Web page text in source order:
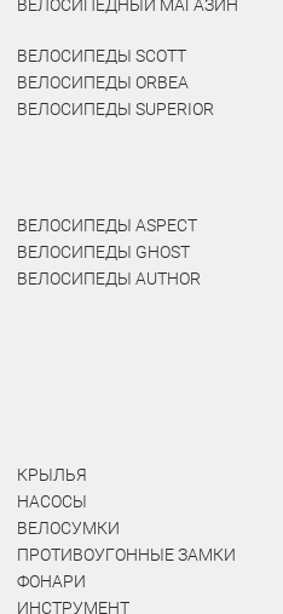
ВЕЛОСИПЕДНЫЙ МАГАЗИН
ВЕЛОСИПЕДЫ SCOTT
ВЕЛОСИПЕДЫ ORBEA
ВЕЛОСИПЕДЫ SUPERIOR
ВЕЛОСИПЕДЫ ASPECT
ВЕЛОСИПЕДЫ GHOST
ВЕЛОСИПЕДЫ AUTHOR
КРЫЛЬЯ
НАСОСЫ
ВЕЛОСУМКИ
ПРОТИВОУГОННЫЕ ЗАМКИ
ФОНАРИ
ИНСТРУМЕНТ